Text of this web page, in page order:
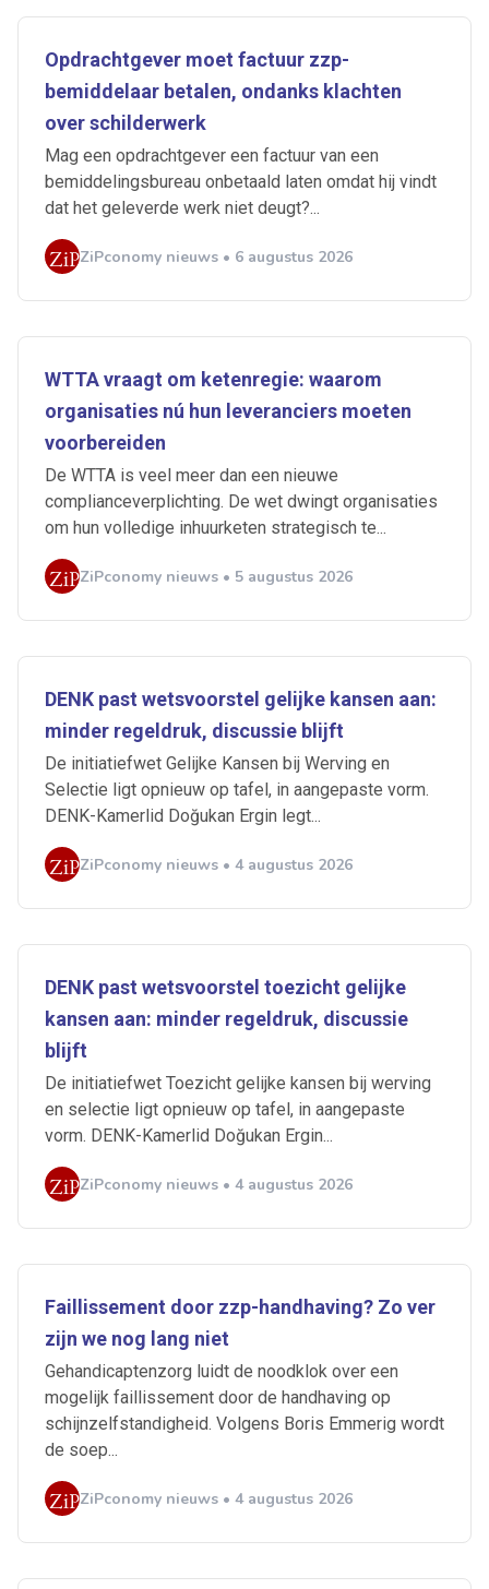
Opdrachtgever moet factuur zzp-
bemiddelaar betalen, ondanks klachten
over schilderwerk
Mag een opdrachtgever een factuur van een
bemiddelingsbureau onbetaald laten omdat hij vindt
dat het geleverde werk niet deugt?...
ZiPconomy nieuws • 6 augustus 2026
WTTA vraagt om ketenregie: waarom
organisaties nú hun leveranciers moeten
voorbereiden
De WTTA is veel meer dan een nieuwe
complianceverplichting. De wet dwingt organisaties
om hun volledige inhuurketen strategisch te...
ZiPconomy nieuws • 5 augustus 2026
DENK past wetsvoorstel gelijke kansen aan:
minder regeldruk, discussie blijft
De initiatiefwet Gelijke Kansen bij Werving en
Selectie ligt opnieuw op tafel, in aangepaste vorm.
DENK-Kamerlid Doğukan Ergin legt...
ZiPconomy nieuws • 4 augustus 2026
DENK past wetsvoorstel toezicht gelijke
kansen aan: minder regeldruk, discussie
blijft
De initiatiefwet Toezicht gelijke kansen bij werving
en selectie ligt opnieuw op tafel, in aangepaste
vorm. DENK-Kamerlid Doğukan Ergin...
ZiPconomy nieuws • 4 augustus 2026
Faillissement door zzp-handhaving? Zo ver
zijn we nog lang niet
Gehandicaptenzorg luidt de noodklok over een
mogelijk faillissement door de handhaving op
schijnzelfstandigheid. Volgens Boris Emmerig wordt
de soep...
ZiPconomy nieuws • 4 augustus 2026
Ontvang vacatures direct in
je mailbox